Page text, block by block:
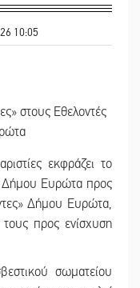
10:05
εκφράζει το
Δήμου Ευρώτα προς
Δήμου Ευρώτα,
προς ενίσχυση
σωματείου